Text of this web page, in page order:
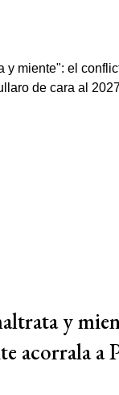
y
acorrala a